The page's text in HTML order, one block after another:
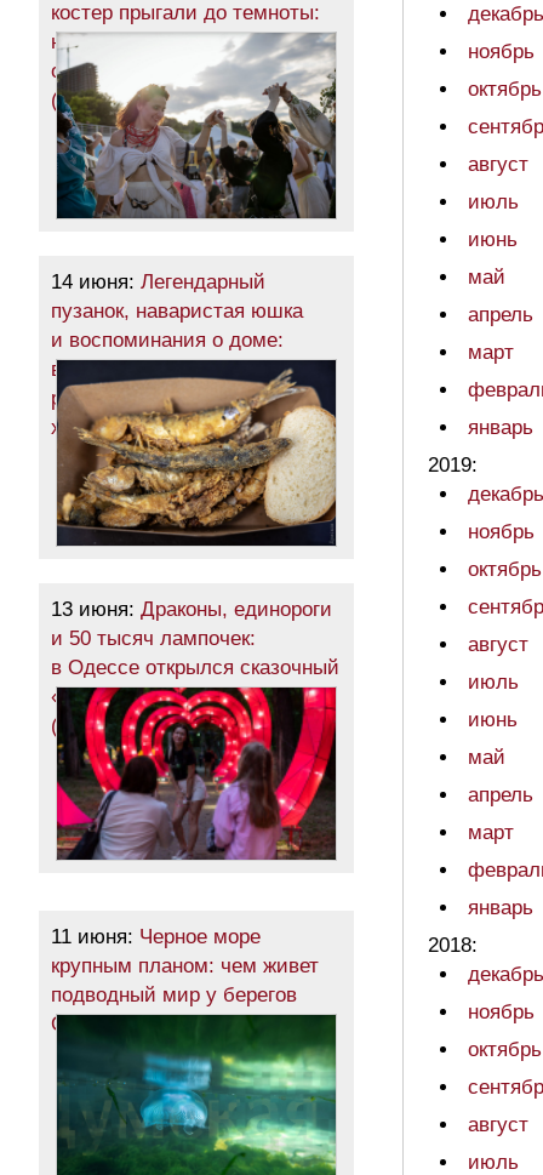
костер прыгали до темноты:
на одесском пляже
отпраздновали Ивана Купала
(фоторепортаж)
14 июня: Легендарный
пузанок, наваристая юшка
и воспоминания о доме:
в Одессе во второй
раз прошел фестиваль
херсонцев (фоторепортаж)
13 июня: Драконы, единороги
и 50 тысяч лампочек:
в Одессе открылся сказочный
«Парк фонарей»
(фоторепортаж)
11 июня: Черное море
крупным планом: чем живет
подводный мир у берегов
Одессы (фоторепортаж)
декабрь
ноябрь
октябрь
август
июль
июнь
май
апрель
март
январь
2019:
декабрь
ноябрь
октябрь
август
июль
июнь
май
апрель
март
январь
2018:
декабрь
ноябрь
октябрь
август
июль